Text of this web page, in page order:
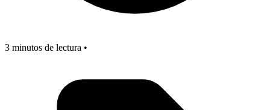
3 minutos de lectura •